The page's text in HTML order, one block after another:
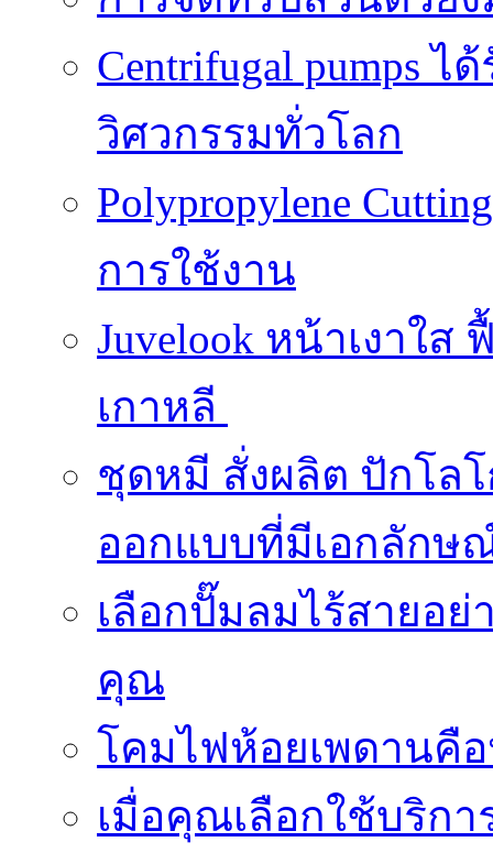
Centrifugal pumps
วิศวกรรมทั่วโลก
Polypropylene
การใช้งาน
Juvelook หน้าเงาใส
เกาหลี
ชุดหมี สั่งผลิต ปักโล
ออกแบบที่มีเอกลักษ
เลือกปั๊มลมไร้สายอย่
คุณ
โคมไฟห้อยเพดานคื
เมื่อคุณเลือกใช้บริก